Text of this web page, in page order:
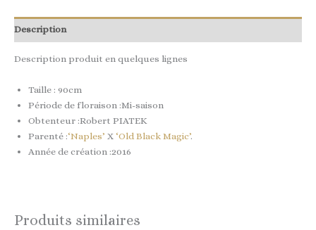
Description
Description produit en quelques lignes
Taille : 90cm
Période de floraison :Mi-saison
Obtenteur :Robert PIATEK
Parenté :‘Naples’ X ‘Old Black Magic’.
Année de création :2016
Produits similaires